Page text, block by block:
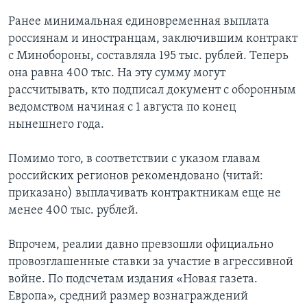
Ранее минимальная единовременная выплата
россиянам и иностранцам, заключившим контракт
с Минобороны, составляла 195 тыс. рублей. Теперь
она равна 400 тыс. На эту сумму могут
рассчитывать, кто подписал документ с оборонным
ведомством начиная с 1 августа по конец
нынешнего года.
Помимо того, в соответствии с указом главам
российских регионов рекомендовано (читай:
приказано) выплачивать контрактникам еще не
менее 400 тыс. рублей.
Впрочем, реалии давно превзошли официально
провозглашенные ставки за участие в агрессивной
войне. По подсчетам издания «Новая газета.
Европа», средний размер вознаграждений